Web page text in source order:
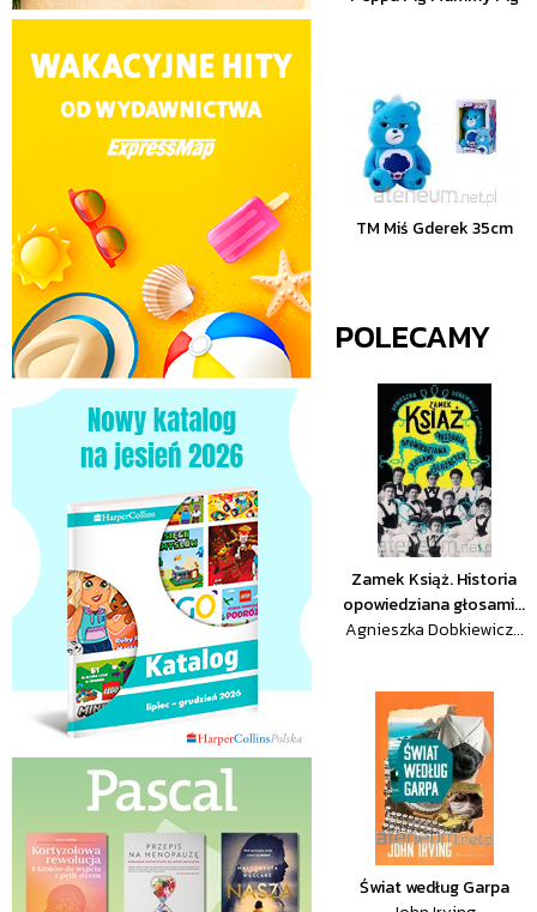
TM Miś Gderek 35cm
POLECAMY
Zamek Książ. Historia
opowiedziana głosami...
Agnieszka Dobkiewicz...
Świat według Garpa